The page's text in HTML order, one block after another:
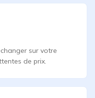
sur votre
de prix.